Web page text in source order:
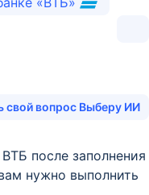
свой вопрос Выберу ИИ
после заполнения
нужно выполнить